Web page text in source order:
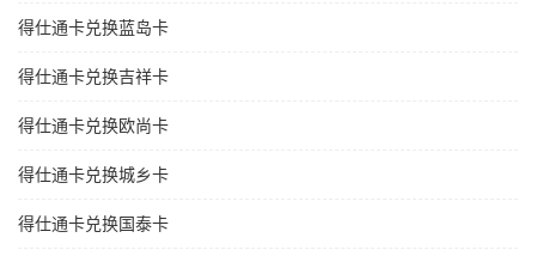
得仕通卡兑换蓝岛卡
得仕通卡兑换吉祥卡
得仕通卡兑换欧尚卡
得仕通卡兑换城乡卡
得仕通卡兑换国泰卡